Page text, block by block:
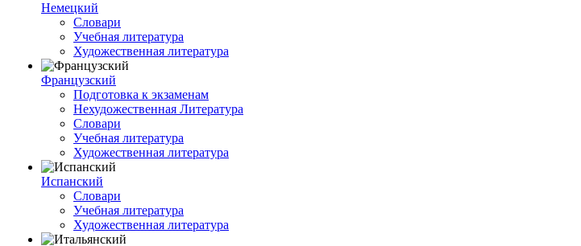
Немецкий
Словари
Учебная литература
Художественная литература
Французский
Подготовка к экзаменам
Нехудожественная Литература
Словари
Учебная литература
Художественная литература
Испанский
Словари
Учебная литература
Художественная литература